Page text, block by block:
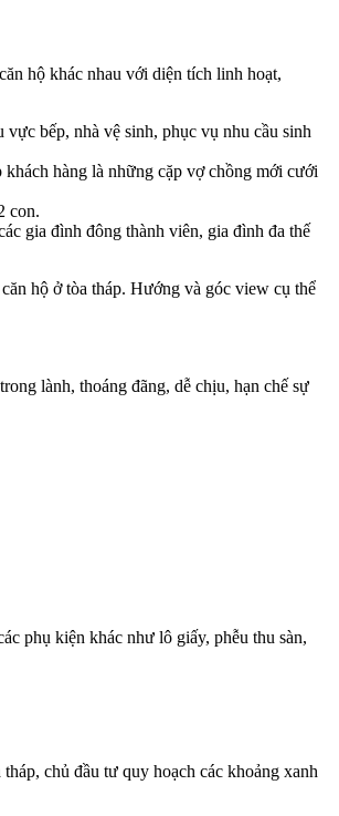
hộ khác nhau với diện tích linh hoạt,
bếp, nhà vệ sinh, phục vụ nhu cầu sinh
hàng là những cặp vợ chồng mới cưới
con.
gia đình đông thành viên, gia đình đa thế
hộ ở tòa tháp. Hướng và góc view cụ thể
lành, thoáng đãng, dễ chịu, hạn chế sự
phụ kiện khác như lô giấy, phễu thu sàn,
chủ đầu tư quy hoạch các khoảng xanh